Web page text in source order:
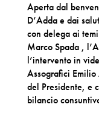
Aperta dal
D’Adda e dai
con delega ai
Marco Spada ,
l’intervento in
Assografici
del Presidente, e
bilancio